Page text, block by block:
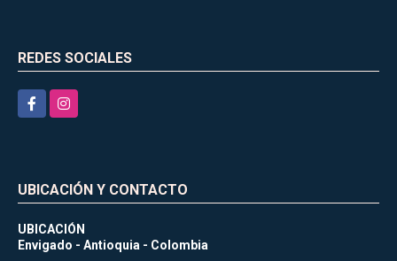
REDES SOCIALES
FacebookInstagram
UBICACIÓN Y CONTACTO
UBICACIÓN
Envigado - Antioquia - Colombia